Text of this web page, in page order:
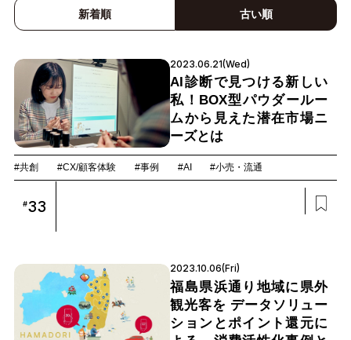
イノベーション#IoT
スマートファクトリー
スマートライフ
Foodtech#デジタルツイン
新着順 古い順
2023.06.21(Wed)
AI診断で見つける新しい
私！BOX型パウダールー
ムから見えた潜在市場ニ
ーズとは
#共創 #CX/顧客体験 #事例 #AI #小売・流通
#33
2023.10.06(Fri)
福島県浜通り地域に県外
観光客を データソリュー
ションとポイント還元に